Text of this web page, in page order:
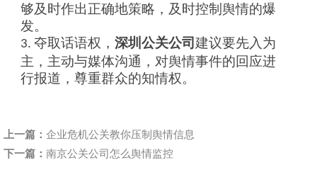
够及时作出正确地策略，及时控制舆情的爆
发。
3. 夺取话语权， 深圳公关公司建议要先入为
主，主动与媒体沟通，对舆情事件的回应进
行报道，尊重群众的知情权。
上一篇： 企业危机公关教你压制舆情信息
下一篇： 南京公关公司怎么舆情监控